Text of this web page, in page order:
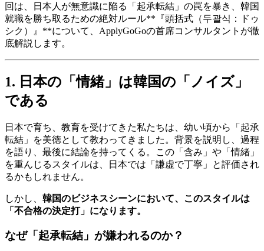
回は、日本人が無意識に陥る「起承転結」の罠を暴き、韓国
就職を勝ち取るための絶対ルール**『頭括式（두괄식：ドゥ
シク）』**について、ApplyGoGoの首席コンサルタントが徹
底解説します。
1. 日本の「情緒」は韓国の「ノイズ」
である
日本で育ち、教育を受けてきた私たちは、幼い頃から「起承
転結」を美徳として教わってきました。背景を説明し、過程
を語り、最後に結論を持ってくる。この「含み」や「情緒」
を重んじるスタイルは、日本では「謙虚で丁寧」と評価され
るかもしれません。
しかし、 韓国のビジネスシーンにおいて、このスタイルは
「不合格の決定打」になります。
なぜ「起承転結」が嫌われるのか？